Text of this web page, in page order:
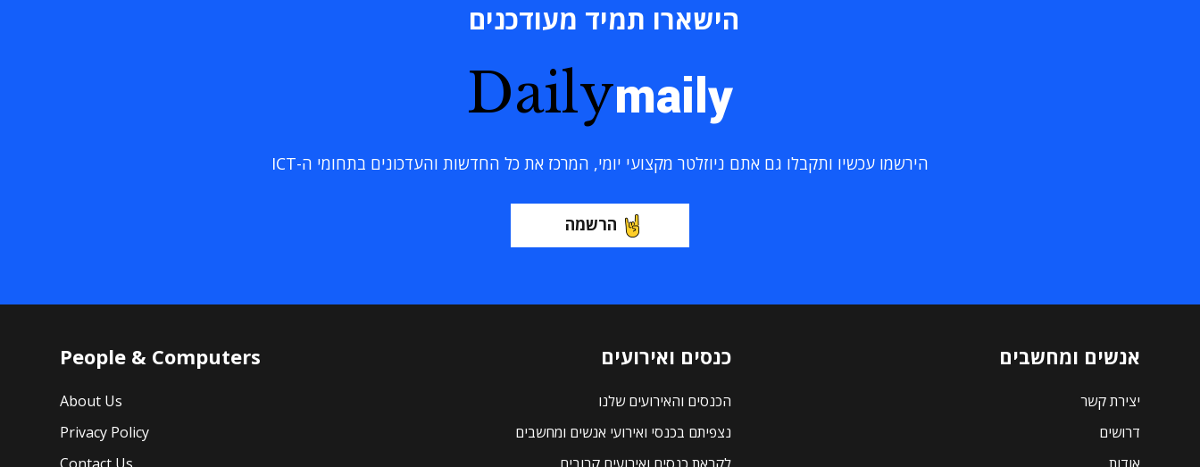
הישארו תמיד מעודכנים
Dailymaily
הירשמו עכשיו ותקבלו גם אתם ניוזלטר מקצועי יומי, המרכז את כל החדשות והעדכונים בתחומי ה-ICT
הרשמה
אנשים ומחשבים
יצירת קשר
דרושים
כנסים ואירועים
הכנסים והאירועים שלנו
נצפיתם בכנסי ואירועי אנשים ומחשבים
People & Computers
About Us
Privacy Policy